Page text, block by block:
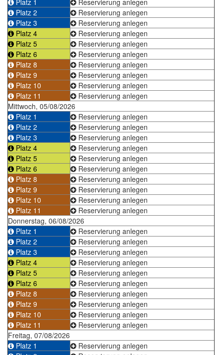
Platz 1
Reservierung anlegen
Platz 2
Reservierung anlegen
Platz 3
Reservierung anlegen
Platz 4
Reservierung anlegen
Platz 5
Reservierung anlegen
Platz 6
Reservierung anlegen
Platz 8
Reservierung anlegen
Platz 9
Reservierung anlegen
Platz 10
Reservierung anlegen
Platz 11
Reservierung anlegen
Mittwoch, 05/08/2026
Platz 1
Reservierung anlegen
Platz 2
Reservierung anlegen
Platz 3
Reservierung anlegen
Platz 4
Reservierung anlegen
Platz 5
Reservierung anlegen
Platz 6
Reservierung anlegen
Platz 8
Reservierung anlegen
Platz 9
Reservierung anlegen
Platz 10
Reservierung anlegen
Platz 11
Reservierung anlegen
Donnerstag, 06/08/2026
Platz 1
Reservierung anlegen
Platz 2
Reservierung anlegen
Platz 3
Reservierung anlegen
Platz 4
Reservierung anlegen
Platz 5
Reservierung anlegen
Platz 6
Reservierung anlegen
Platz 8
Reservierung anlegen
Platz 9
Reservierung anlegen
Platz 10
Reservierung anlegen
Platz 11
Reservierung anlegen
Freitag, 07/08/2026
Platz 1
Reservierung anlegen